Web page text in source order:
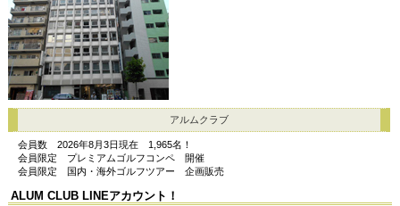
アルムクラブ
会員数 2026年8月3日現在 1,965名！
会員限定 プレミアムゴルフコンペ 開催
会員限定 国内・海外ゴルフツアー 企画販売
ALUM CLUB LINEアカウント！